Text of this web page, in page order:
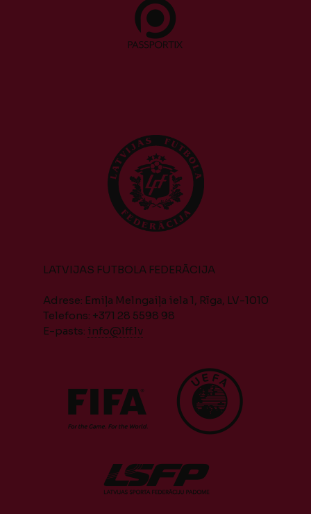
LATVIJAS FUTBOLA FEDERĀCIJA
Adrese: Emiļa Melngaiļa iela 1, Rīga, LV-1010
Telefons: +371 28 5598 98
E-pasts: info@lff.lv